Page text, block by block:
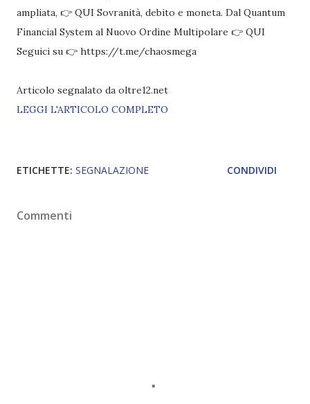
ampliata, 👉 QUI Sovranità, debito e moneta. Dal Quantum
Financial System al Nuovo Ordine Multipolare 👉 QUI
Seguici su 👉 https://t.me/chaosmega
Articolo segnalato da oltre12.net
LEGGI L'ARTICOLO COMPLETO
ETICHETTE: SEGNALAZIONE CONDIVIDI
Commenti